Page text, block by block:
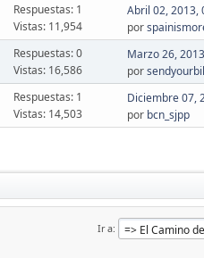
Respuestas: 1
Vistas: 11,954
Abril 02, 2013,
por
Respuestas: 0
Vistas: 16,586
Marzo 26,
por
Respuestas: 1
Vistas: 14,503
Diciembre 07,
por bcn_sjpp
Ir a